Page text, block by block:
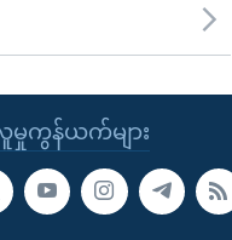
ကွန်ယက်များ